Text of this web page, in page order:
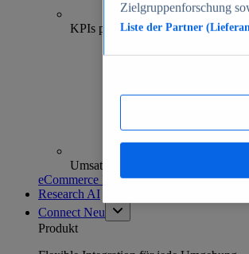
KPIs pro Shop
Umsatzanalysen und -prognosen
eCommerce Insights entdecken
Research AI
Connect Neu
Produkt
Zielgruppenforschung
Liste der Partner